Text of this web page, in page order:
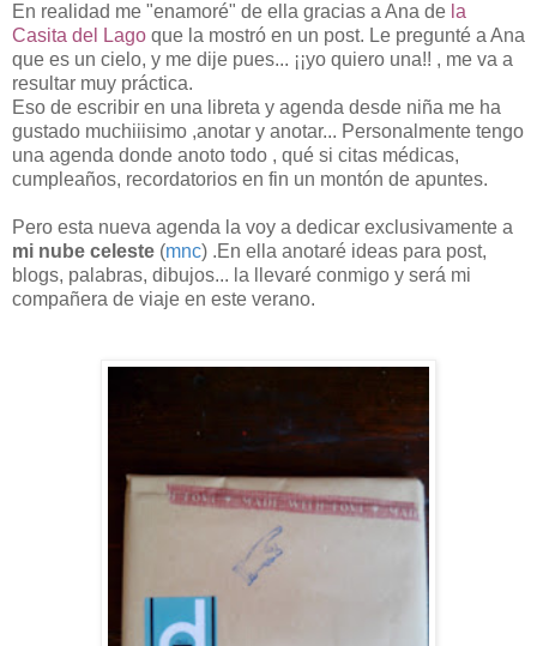
En realidad me "enamoré" de ella gracias a Ana de la
Casita del Lago que la mostró en un post. Le pregunté a Ana
que es un cielo, y me dije pues... ¡¡yo quiero una!! , me va a
resultar muy práctica.
Eso de escribir en una libreta y agenda desde niña me ha
gustado muchiiisimo ,anotar y anotar... Personalmente tengo
una agenda donde anoto todo , qué si citas médicas,
cumpleaños, recordatorios en fin un montón de apuntes.
Pero esta nueva agenda la voy a dedicar exclusivamente a
mi nube celeste (mnc) .En ella anotaré ideas para post,
blogs, palabras, dibujos... la llevaré conmigo y será mi
compañera de viaje en este verano.